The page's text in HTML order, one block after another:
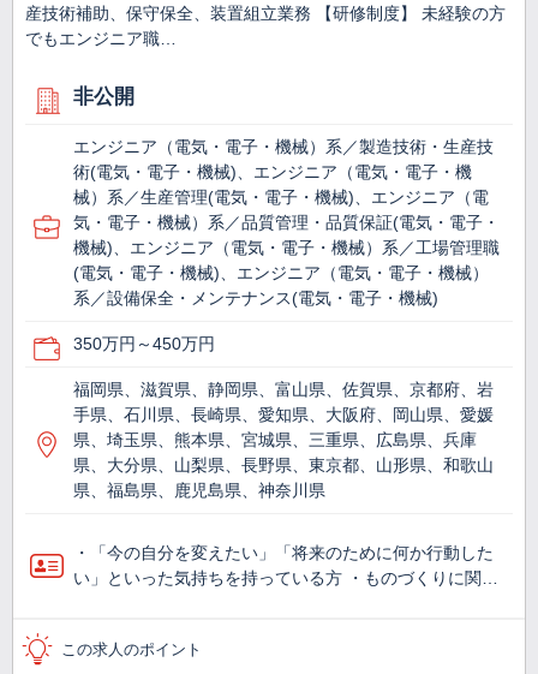
産技術補助、保守保全、装置組立業務 【研修制度】 未経験の方
でもエンジニア職…
非公開
エンジニア（電気・電子・機械）系／製造技術・生産技
術(電気・電子・機械)、エンジニア（電気・電子・機
械）系／生産管理(電気・電子・機械)、エンジニア（電
気・電子・機械）系／品質管理・品質保証(電気・電子・
機械)、エンジニア（電気・電子・機械）系／工場管理職
(電気・電子・機械)、エンジニア（電気・電子・機械）
系／設備保全・メンテナンス(電気・電子・機械)
350万円～450万円
福岡県、滋賀県、静岡県、富山県、佐賀県、京都府、岩
手県、石川県、長崎県、愛知県、大阪府、岡山県、愛媛
県、埼玉県、熊本県、宮城県、三重県、広島県、兵庫
県、大分県、山梨県、長野県、東京都、山形県、和歌山
県、福島県、鹿児島県、神奈川県
・「今の自分を変えたい」「将来のために何か行動した
い」といった気持ちを持っている方 ・ものづくりに関…
この求人のポイント